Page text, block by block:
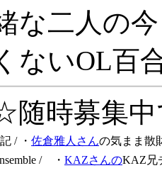
な二人の
ないOL百
随時募集
/ ・ 佐倉雅人さんの気まま散
/ ・ KAZさんのKAZ兄